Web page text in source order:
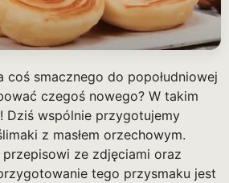
coś smacznego do popołudniowej
czegoś nowego? W takim
Dziś wspólnie przygotujemy
z masłem orzechowym.
przepisowi ze zdjęciami oraz
tego przysmaku jest